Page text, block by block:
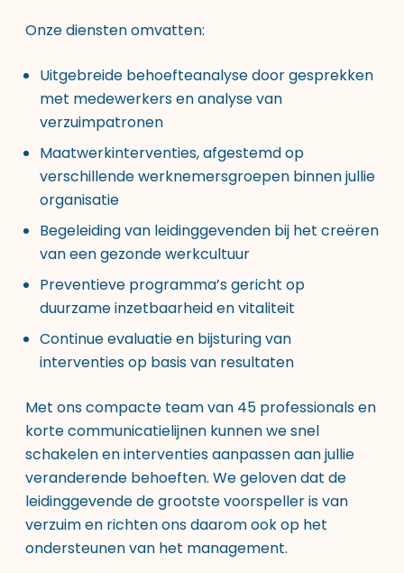
Onze dienstenomvatten:
Uitgebreide behoefteanalyse door gesprekken
met medewerkers en analyse van
verzuimpatronen
Maatwerkinterventies, afgestemd op
verschillende werknemersgroepen binnen jullie
organisatie
Begeleiding van leidinggevenden bij het creëren
van een gezonde werkcultuur
Preventieve programma’s gericht op
duurzame inzetbaarheid en vitaliteit
Continue evaluatie en bijsturing van
interventies op basis van resultaten
Met ons compacte team van 45 professionals en
korte communicatielijnen kunnen we snel
schakelen en interventies aanpassen aan jullie
veranderende behoeften. We geloven dat de
leidinggevende de grootste voorspeller is van
verzuim en richten ons daarom ook op het
ondersteunen van het management.